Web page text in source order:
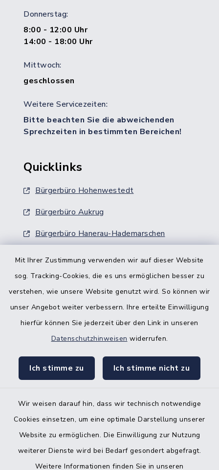
Mit Ihrer Zustimmung verwenden wir auf dieser Website
sog. Tracking-Cookies, die es uns ermöglichen besser zu
verstehen, wie unsere Website genutzt wird. So können wir
unser Angebot weiter verbessern. Ihre erteilte Einwilligung
hierfür können Sie jederzeit über den Link in unseren
Datenschutzhinweisen widerrufen.
Ich stimme zu Ich stimme nicht zu
Wir weisen darauf hin, dass wir technisch notwendige
Cookies einsetzen, um eine optimale Darstellung unserer
Website zu ermöglichen. Die Einwilligung zur Nutzung
weiterer Dienste wird bei Bedarf gesondert abgefragt.
Weitere Informationen finden Sie in unseren
Donnerstag:
8:00 - 12:00 Uhr
14:00 - 18:00 Uhr
Mittwoch:
geschlossen
Weitere Servicezeiten:
Bitte beachten Sie die abweichenden
Sprechzeiten in bestimmten Bereichen!
Quicklinks
Bürgerbüro Hohenwestedt
Bürgerbüro Aukrug
Bürgerbüro Hanerau-Hademarschen
Nebenstelle Padenstedt
KFZ-Zulassungsbehörde
Gleichstellungsbüro
Kontakt
Datenschutz
Impressum